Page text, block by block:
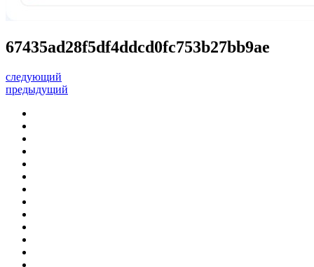
67435ad28f5df4ddcd0fc753b27bb9ae
следующий
предыдущий